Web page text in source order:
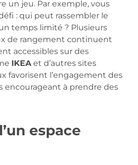
un jeu. Par exemple, vous
: qui peut rassembler le
temps limité ? Plusieurs
de rangement continuent
accessibles sur des
IKEAet d’autres sites
favorisent l’engagement des
encourageant à prendre des
espace